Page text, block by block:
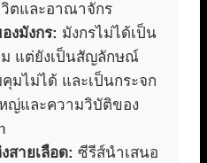
ตและอาณาจักร
งมังกร: มังกรไม่ได้เป็น
ม แต่ยังเป็นสัญลักษณ์
มไม่ได้ และเป็นกระจก
ญ่และความวิบัติของ
สายเลือด: ซีรีส์นำเสนอ